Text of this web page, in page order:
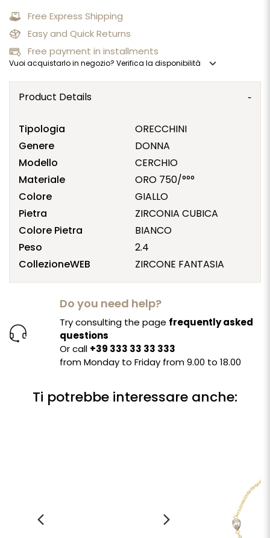
Free Express Shipping
Easy and Quick Returns
Free payment in installments
Vuoi acquistarlo in negozio? Verifica la disponibilità expand_more
Product Details
Tipologia
ORECCHINI
Genere
DONNA
Modello
CERCHIO
Materiale
ORO 750/°°°
Colore
GIALLO
Pietra
ZIRCONIA CUBICA
Colore Pietra
BIANCO
Peso
2.4
CollezioneWEB
ZIRCONE FANTASIA
Do you need help?
Try consulting the page frequently asked
questions
Or call +39 333 33 33 333
from Monday to Friday from 9.00 to 18.00
Ti potrebbe interessare anche: